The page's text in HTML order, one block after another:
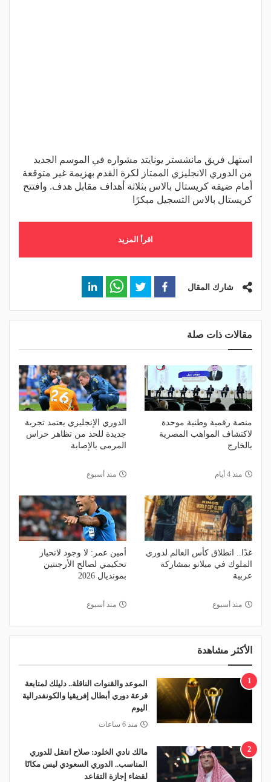
استهل فريق مانشستر يونايتد مشواره في الموسم الجديد
من الدوري الانجليزي الممتاز لكرة القدم بهزيمة غير متوقعة
أمام ضيفه كريستال بالاس بثلاثة أهداف مقابل هدف. وافتتح
كريستال بالاس التسجيل مبكرًا
اقرأ المزيد
شارك المقال
مقالات ذات صلة
منصة رقمية وطنية موحدة
لاكتشاف المواهب المصرية
بالخارج
منذ 4 أيام
الدوري الإنجليزي يعتمد تجربة
جديدة للحد من تظاهر حراس
المرمى بالإصابة
منذ أسبوع
غدًا.. انطلاق كأس العالم لدوري
الملوك في ميلانو بمشاركة
عربية
منذ أسبوع
أمين عمر: لا وجود لانحياز
تحكيمي لصالح الأرجنتين
بمونديال 2026
منذ أسبوع
الأكثر مشاهدة
1
الموعد والقنوات الناقلة.. دليلك لمتابعة
قرعة دوري أبطال إفريقيا والكونفدرالية
اليوم
منذ 6 ساعات
2
مالك نادي الخلود: صلاح انتقل للدوري
المناسب.. الدوري السعودي ليس مكانًا
لقضاء إجازة التقاعد